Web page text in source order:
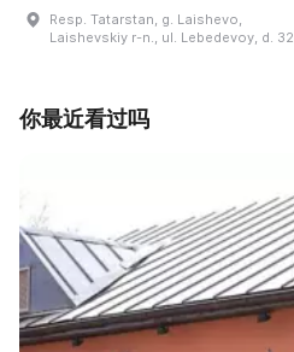
Resp. Tatarstan, g. Laishevo,
Laishevskiy r-n., ul. Lebedevoy, d. 32
你最近看过吗